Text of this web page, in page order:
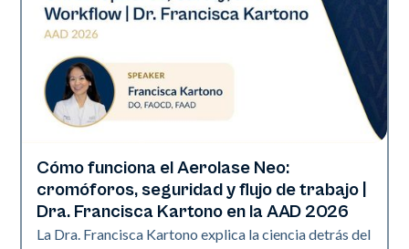
Neo Elite | Presentaciones
Cómo funciona el Aerolase Neo:
cromóforos, seguridad y flujo de trabajo |
Dra. Francisca Kartono en la AAD 2026
La Dra. Francisca Kartono explica la ciencia detrás del